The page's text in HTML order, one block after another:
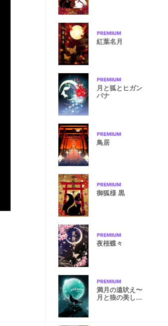
紅葉名月
月と狐とヒガン
バナ
鳥居
御狐様 黒
夜桜蝶々
満月の遠吠え〜
月と狼の美しき